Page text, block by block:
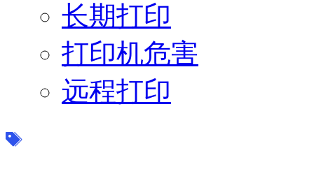
长期打印
打印机危害
远程打印